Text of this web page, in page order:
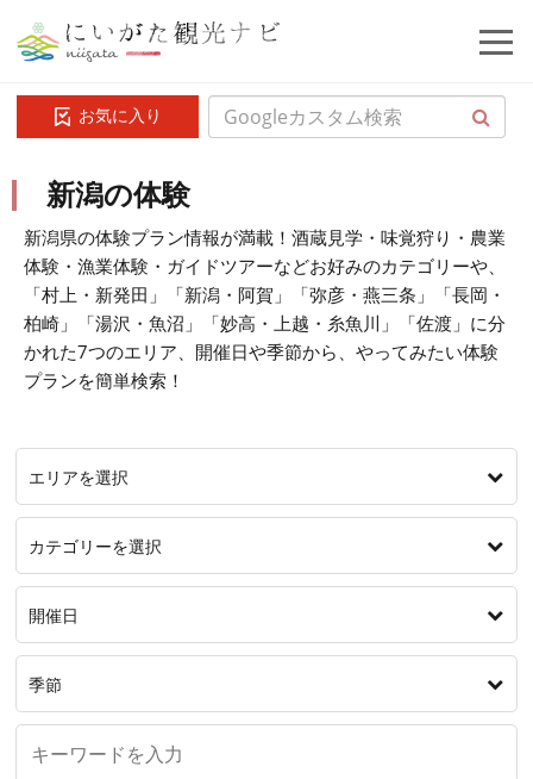
お気に入り
新潟の体験
新潟県の体験プラン情報が満載！酒蔵見学・味覚狩り・農業
体験・漁業体験・ガイドツアーなどお好みのカテゴリーや、
「村上・新発田」「新潟・阿賀」「弥彦・燕三条」「長岡・
柏崎」「湯沢・魚沼」「妙高・上越・糸魚川」「佐渡」に分
かれた7つのエリア、開催日や季節から、やってみたい体験
プランを簡単検索！
エリアを選択
カテゴリーを選択
開催日
季節